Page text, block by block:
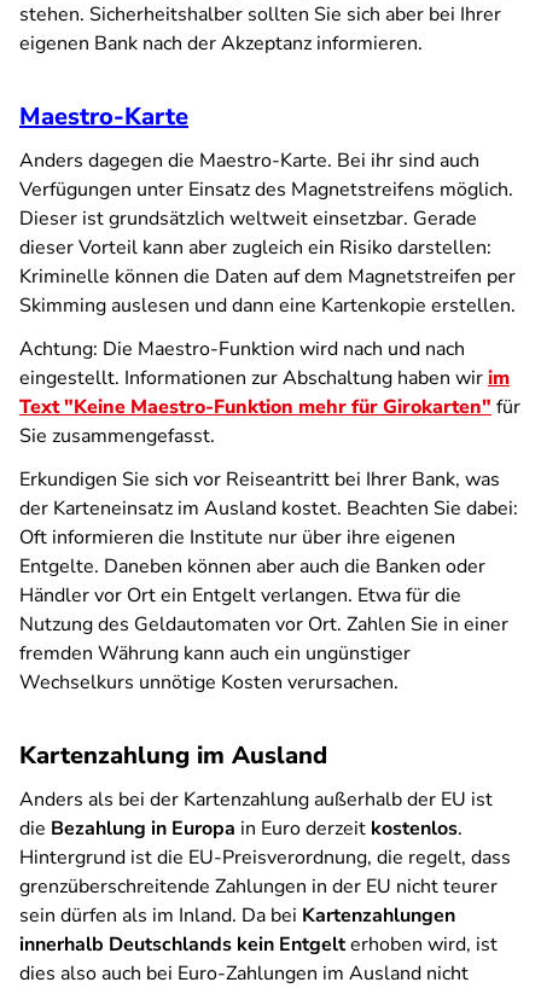
stehen. Sicherheitshalber sollten Sie sich aber bei Ihrer
eigenen Bank nach der Akzeptanz informieren.
Maestro-Karte
Anders dagegen die Maestro-Karte. Bei ihr sind auch
Verfügungen unter Einsatz des Magnetstreifens möglich.
Dieser ist grundsätzlich weltweit einsetzbar. Gerade
dieser Vorteil kann aber zugleich ein Risiko darstellen:
Kriminelle können die Daten auf dem Magnetstreifen per
Skimming auslesen und dann eine Kartenkopie erstellen.
Achtung: Die Maestro-Funktion wird nach und nach
eingestellt. Informationen zur Abschaltung haben wirim
Text "Keine Maestro-Funktion mehr für Girokarten" für
Sie zusammengefasst.
Erkundigen Sie sich vor Reiseantritt bei Ihrer Bank, was
der Karteneinsatz im Ausland kostet. Beachten Sie dabei:
Oft informieren die Institute nur über ihre eigenen
Entgelte. Daneben können aber auch die Banken oder
Händler vor Ort ein Entgelt verlangen. Etwa für die
Nutzung des Geldautomaten vor Ort. Zahlen Sie in einer
fremden Währung kann auch ein ungünstiger
Wechselkurs unnötige Kosten verursachen.
Kartenzahlung im Ausland
Anders als bei der Kartenzahlung außerhalb der EU ist
die Bezahlung in Europa in Euro derzeit kostenlos.
Hintergrund ist die EU-Preisverordnung, die regelt, dass
grenzüberschreitende Zahlungen in der EU nicht teurer
sein dürfen als im Inland. Da bei Kartenzahlungen
innerhalb Deutschlands kein Entgelterhoben wird, ist
dies also auch bei Euro-Zahlungen im Ausland nicht